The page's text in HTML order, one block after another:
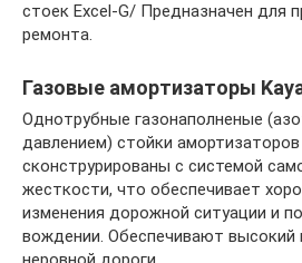
стоек Excel-G/ Предназначен для
ремонта.
Газовые амортизаторы
Однотрубные газонаполненые
давлением) стойки амортизаторов
сконструрированы с системой
жесткости, что обеспечивает
изменения дорожной ситуации и
вождении. Обеспечивают высокий